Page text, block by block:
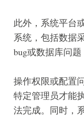
此外，系统平台
系统，包括数据
bug或数据库问
操作权限或配置
特定管理员才能
法完成。同时，